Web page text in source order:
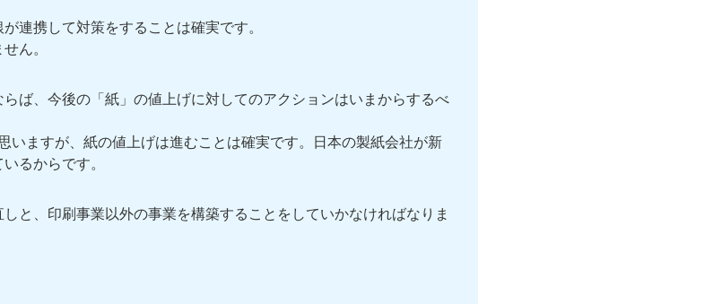
連携して対策をすることは確実です。
ん。
ば、今後の「紙」の値上げに対してのアクションはいまからするべ
いますが、紙の値上げは進むことは確実です。日本の製紙会社が新
るからです。
と、印刷事業以外の事業を構築することをしていかなければなりま